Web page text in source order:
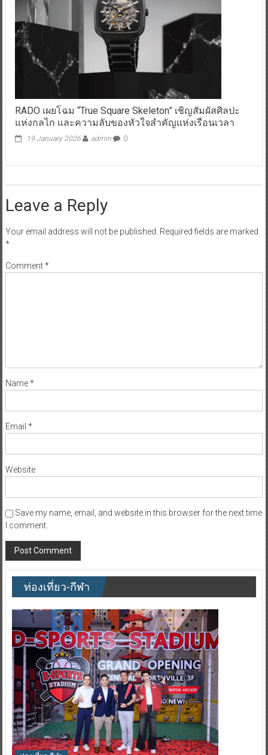
RADO เผยโฉม “True Square Skeleton” เชิญสัมผัสศิลปะ
แห่งกลไก และความลับของหัวใจสำคัญแห่งเรือนเวลา
19 January 2026 admin 0
Leave a Reply
Your email address will not be published. Required fields are marked
*
Comment*
Name*
Email *
Website
Save my name, email, and website in this browser for the next time
I comment.
ท่องเที่ยว-กีฬา